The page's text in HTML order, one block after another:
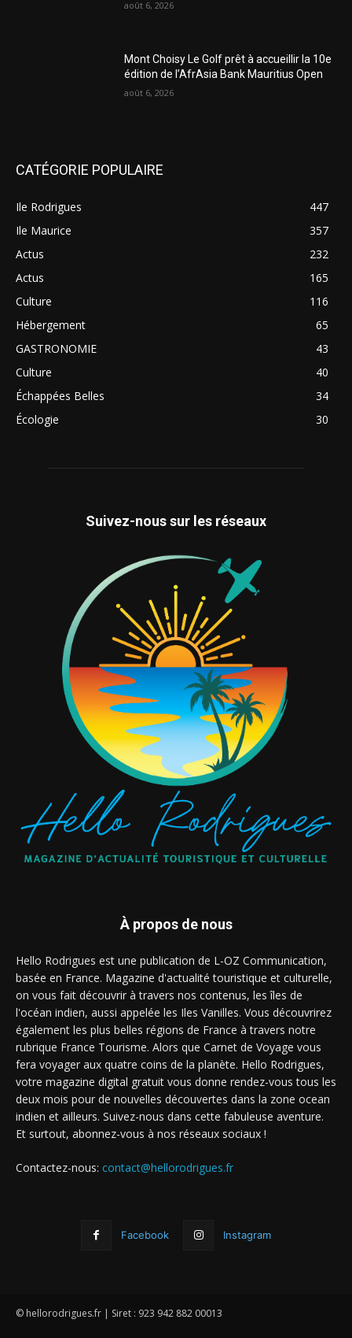
août 6, 2026
Mont Choisy Le Golf prêt à accueillir la 10e
édition de l’AfrAsia Bank Mauritius Open
août 6, 2026
CATÉGORIE POPULAIRE
Ile Rodrigues
447
Ile Maurice
357
Actus
232
Actus
165
Culture
116
Hébergement
65
GASTRONOMIE
43
Culture
40
Échappées Belles
34
Écologie
30
Suivez-nous sur les réseaux
À propos de nous
Hello Rodrigues est une publication de L-OZ Communication,
basée en France. Magazine d'actualité touristique et culturelle,
on vous fait découvrir à travers nos contenus, les îles de
l'océan indien, aussi appelée les Iles Vanilles. Vous découvrirez
également les plus belles régions de France à travers notre
rubrique France Tourisme. Alors que Carnet de Voyage vous
fera voyager aux quatre coins de la planète. Hello Rodrigues,
votre magazine digital gratuit vous donne rendez-vous tous les
deux mois pour de nouvelles découvertes dans la zone ocean
indien et ailleurs. Suivez-nous dans cette fabuleuse aventure.
Et surtout, abonnez-vous à nos réseaux sociaux !
Contactez-nous: contact@hellorodrigues.fr
Facebook Instagram
© hellorodrigues.fr | Siret : 923 942 882 00013